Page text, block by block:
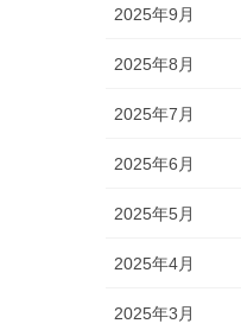
2025年9月
2025年8月
2025年7月
2025年6月
2025年5月
2025年4月
2025年3月